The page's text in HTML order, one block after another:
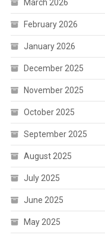
March 2026
February 2026
January 2026
December 2025
November 2025
October 2025
September 2025
August 2025
July 2025
June 2025
May 2025